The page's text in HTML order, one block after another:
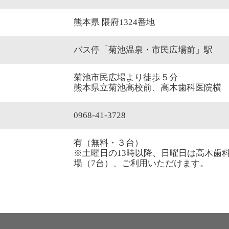
熊本県 隈府1324番地
バス停「菊池温泉・市民広場前」駅
菊池市民広場より徒歩５分
熊本県立菊池高校前、高木歯科医院横
0968-41-3728
有（無料・３台）
※土曜日の13時以降、日曜日は高木歯
場（7台）、ご利用いただけます。